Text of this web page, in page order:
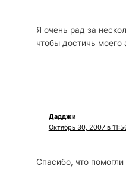
Я очень рад за
чтобы достичь моего
Дадджи
Октябрь 30, 2007 в
Спасибо, что помогли